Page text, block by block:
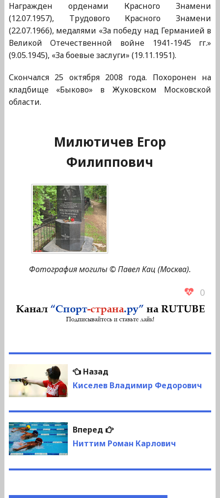
Награжден орденами Красного Знамени
(12.07.1957), Трудового Красного Знамени
(22.07.1966), медалями «За победу над Германией в
Великой Отечественной войне 1941-1945 гг.»
(9.05.1945), «За боевые заслуги» (19.11.1951).
Скончался 25 октября 2008 года. Похоронен на
кладбище «Быково» в Жуковском Московской
области.
Милютичев Егор
Филиппович
Фотография могилы © Павел Кац (Москва).
0
Навигация
по
записям
НазадПредыдущая
запись:
Киселев Владимир Федорович
Вперед
Следующая
запись:
Ниттим Роман Карлович